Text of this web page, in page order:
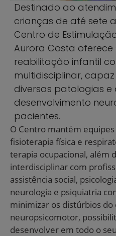
Destinado ao
crianças de até sete
Centro de
Aurora Costa oferece
reabilitação infantil
multidisciplinar,
diversas patologias e
desenvolvimento
pacientes.
O Centro mantém
fisioterapia física e
terapia ocupacional, além
interdisciplinar com
assistência social,
neurologia e psiquiatria
minimizar os distúrbios
neuropsicomotor,
desenvolver em todo o